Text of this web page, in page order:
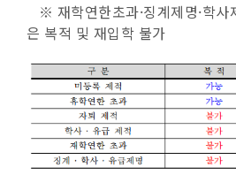
※ 재학연한초과·징계제명·학사
은 복적 및 재입학 불가